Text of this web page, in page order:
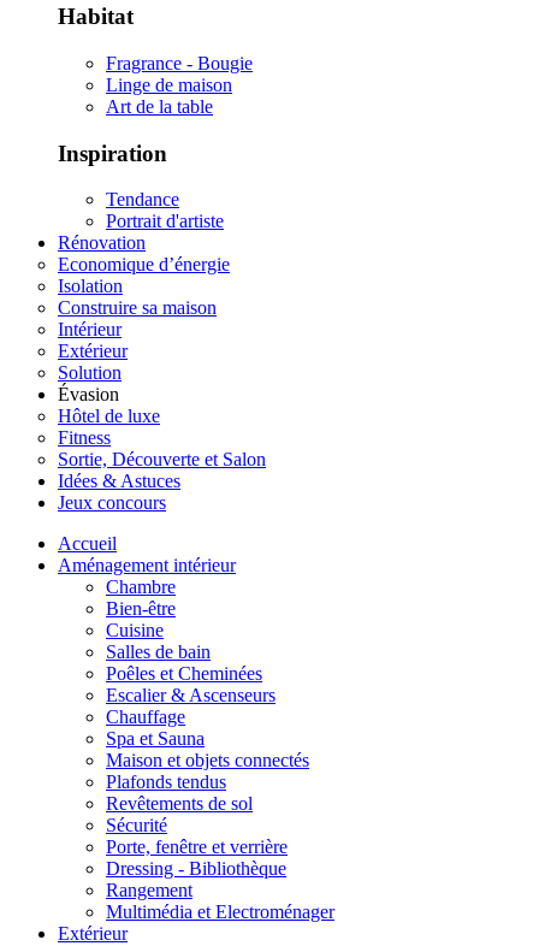
Habitat
Fragrance - Bougie
Linge de maison
Art de la table
Inspiration
Tendance
Portrait d'artiste
Rénovation
Economique d’énergie
Isolation
Construire sa maison
Intérieur
Extérieur
Solution
Évasion
Hôtel de luxe
Fitness
Sortie, Découverte et Salon
Idées & Astuces
Jeux concours
Accueil
Aménagement intérieur
Chambre
Bien-être
Cuisine
Salles de bain
Poêles et Cheminées
Escalier & Ascenseurs
Chauffage
Spa et Sauna
Maison et objets connectés
Plafonds tendus
Revêtements de sol
Sécurité
Porte, fenêtre et verrière
Dressing - Bibliothèque
Rangement
Multimédia et Electroménager
Extérieur